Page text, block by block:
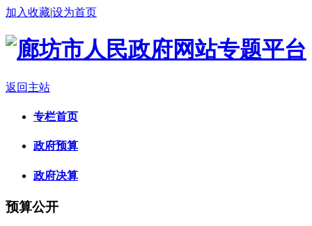
加入收藏|设为首页
返回主站
专栏首页
政府预算
政府决算
预算公开